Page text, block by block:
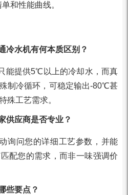
和性能曲线。
冷水机有何本质区别？
能提供5℃以上的冷却水，而真
制冷循环，可稳定输出-80℃甚
殊工艺需求。
供应商是否专业？
询问您的详细工艺参数，并能
配您的需求，而非一味强调价
些要点？